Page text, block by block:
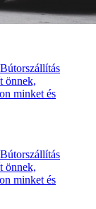
önnek,
minket és
önnek,
minket és